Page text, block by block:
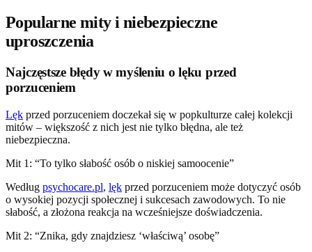
Popularne mity i niebezpieczne
uproszczenia
Najczęstsze błędy w myśleniu o lęku przed
porzuceniem
Lęk przed porzuceniem doczekał się w popkulturze całej kolekcji
mitów – większość z nich jest nie tylko błędna, ale też
niebezpieczna.
Mit 1: “To tylko słabość osób o niskiej samoocenie”
Według psychocare.pl, lęk przed porzuceniem może dotyczyć osób
o wysokiej pozycji społecznej i sukcesach zawodowych. To nie
słabość, a złożona reakcja na wcześniejsze doświadczenia.
Mit 2: “Znika, gdy znajdziesz ‘właściwą’ osobę”